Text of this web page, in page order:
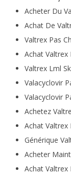
Acheter Du
Achat De
Valtrex Pas
Achat Valtrex
Valtrex Lml
Valacyclovir
Valacyclovir
Achetez
Achat Valtrex
Générique
Acheter
Achat Valtrex